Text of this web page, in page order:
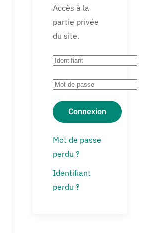
Accès à la
partie privée
du site.
Connexion
Mot de passe
perdu ?
Identifiant
perdu ?